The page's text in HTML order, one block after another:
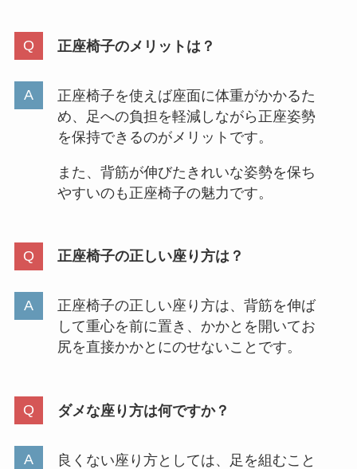
正座椅子のメリットは？
正座椅子を使えば座面に体重がかかるた
め、足への負担を軽減しながら正座姿勢
を保持できるのがメリットです。
また、背筋が伸びたきれいな姿勢を保ち
やすいのも正座椅子の魅力です。
正座椅子の正しい座り方は？
正座椅子の正しい座り方は、背筋を伸ば
して重心を前に置き、かかとを開いてお
尻を直接かかとにのせないことです。
ダメな座り方は何ですか？
良くない座り方としては、足を組むこと